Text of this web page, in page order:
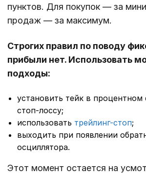
пунктов. Для покупок ― за
продаж ― за максимум.
Строгих правил по поводу
прибыли нет. Использовать
подходы:
установить тейк в
стоп-лоссу;
использовать трейлинг-стоп;
выходить при появлении
осциллятора.
Этот момент остается на